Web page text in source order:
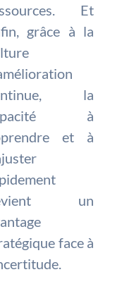
Et
grâce à la
la
à
et à
un
face à